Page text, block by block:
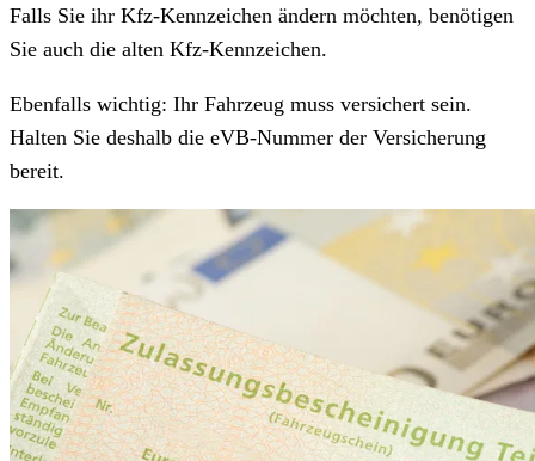
Falls Sie ihr Kfz-Kennzeichen ändern möchten, benötigen
Sie auch die alten Kfz-Kennzeichen.
Ebenfalls wichtig: Ihr Fahrzeug muss versichert sein.
Halten Sie deshalb die eVB-Nummer der Versicherung
bereit.